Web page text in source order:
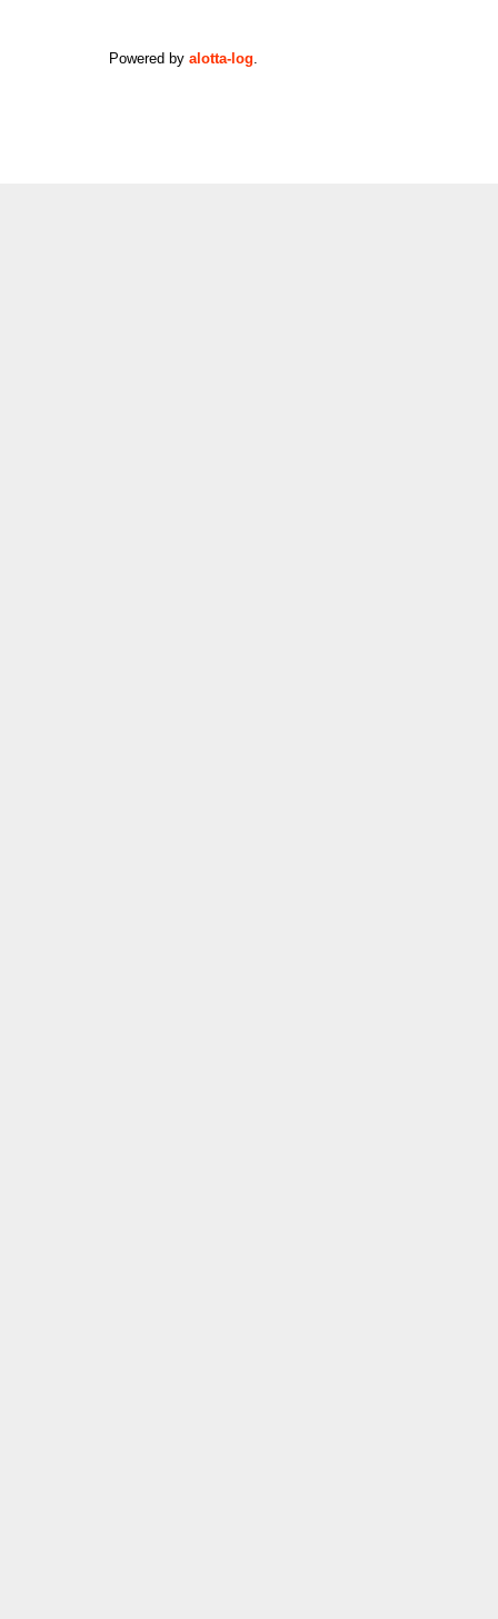
Powered byalotta-log.